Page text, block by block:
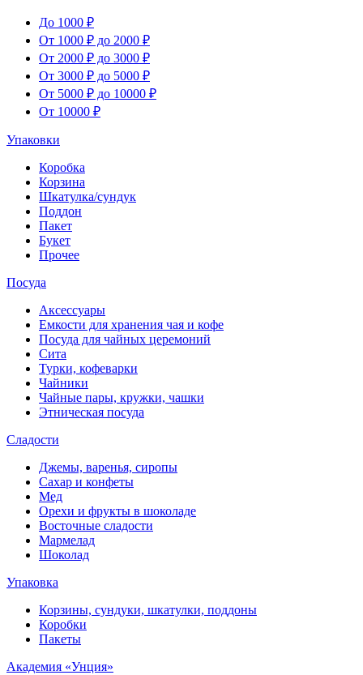
До 1000 ₽
От 1000 ₽ до 2000 ₽
От 2000 ₽ до 3000 ₽
От 3000 ₽ до 5000 ₽
От 5000 ₽ до 10000 ₽
От 10000 ₽
Упаковки
Коробка
Корзина
Шкатулка/сундук
Поддон
Пакет
Букет
Прочее
Посуда
Аксессуары
Емкости для хранения чая и кофе
Посуда для чайных церемоний
Сита
Турки, кофеварки
Чайники
Чайные пары, кружки, чашки
Этническая посуда
Сладости
Джемы, варенья, сиропы
Сахар и конфеты
Мед
Орехи и фрукты в шоколаде
Восточные сладости
Мармелад
Шоколад
Упаковка
Корзины, сундуки, шкатулки, поддоны
Коробки
Пакеты
Академия «Унция»